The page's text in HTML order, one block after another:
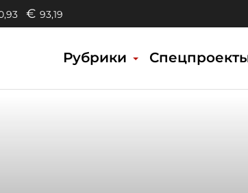
€ 93,19
Рубрики